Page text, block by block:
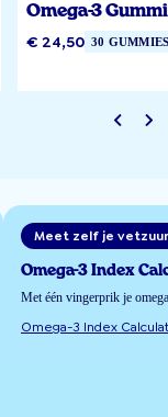
Omega-3
€ 24,50 30
Meet zelf je
Omega-3 Index
Met één vingerprik je
Omega-3 Index